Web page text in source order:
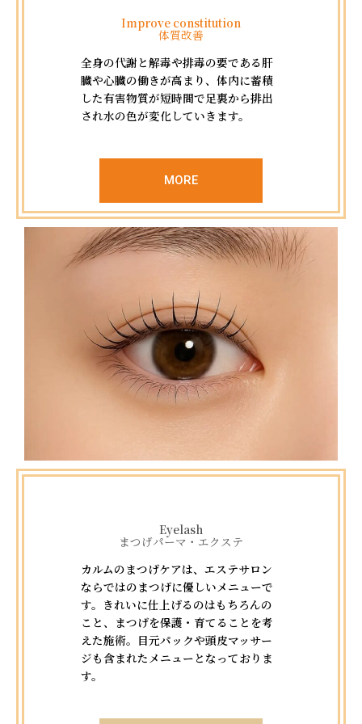
Improve constitution
体質改善
全身の代謝と解毒や排毒の要である肝
臓や心臓の働きが高まり、体内に蓄積
した有害物質が短時間で足裏から排出
され水の色が変化していきます。
MORE
Eyelash
まつげパーマ・エクステ
カルムのまつげケアは、エステサロン
ならではのまつげに優しいメニューで
す。きれいに仕上げるのはもちろんの
こと、まつげを保護・育てることを考
えた施術。目元パックや頭皮マッサー
ジも含まれたメニューとなっておりま
す。